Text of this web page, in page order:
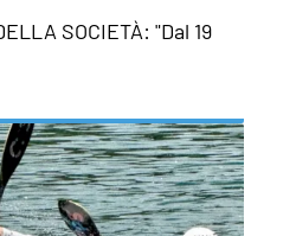
SOCIETÀ: "Dal 19